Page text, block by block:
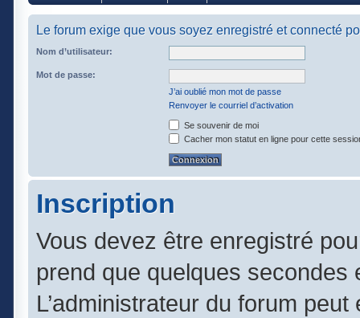
Le forum exige que vous soyez enregistré et connecté
Nom d’utilisateur:
Mot de passe:
J’ai oublié mon mot de passe
Renvoyer le courriel d’activation
Se souvenir de moi
Cacher mon statut en ligne pour cette
Inscription
Vous devez être enregistré
prend que quelques
L’administrateur du forum